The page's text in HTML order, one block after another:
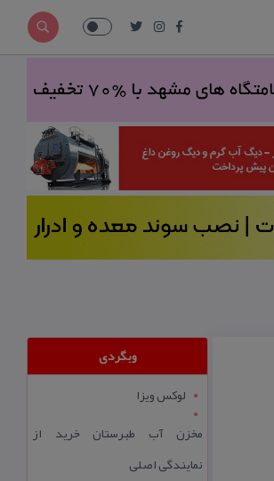
وبگردی
لوکس ویزا
مخزن آب طبرستان خرید از
نمایندگی اصلی